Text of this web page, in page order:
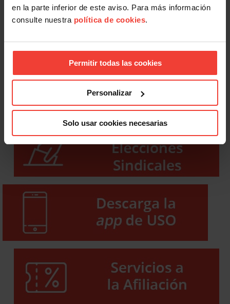
en la parte inferior de este aviso. Para más información
consulte nuestra política de cookies.
Permitir todas las cookies
Personalizar
Solo usar cookies necesarias